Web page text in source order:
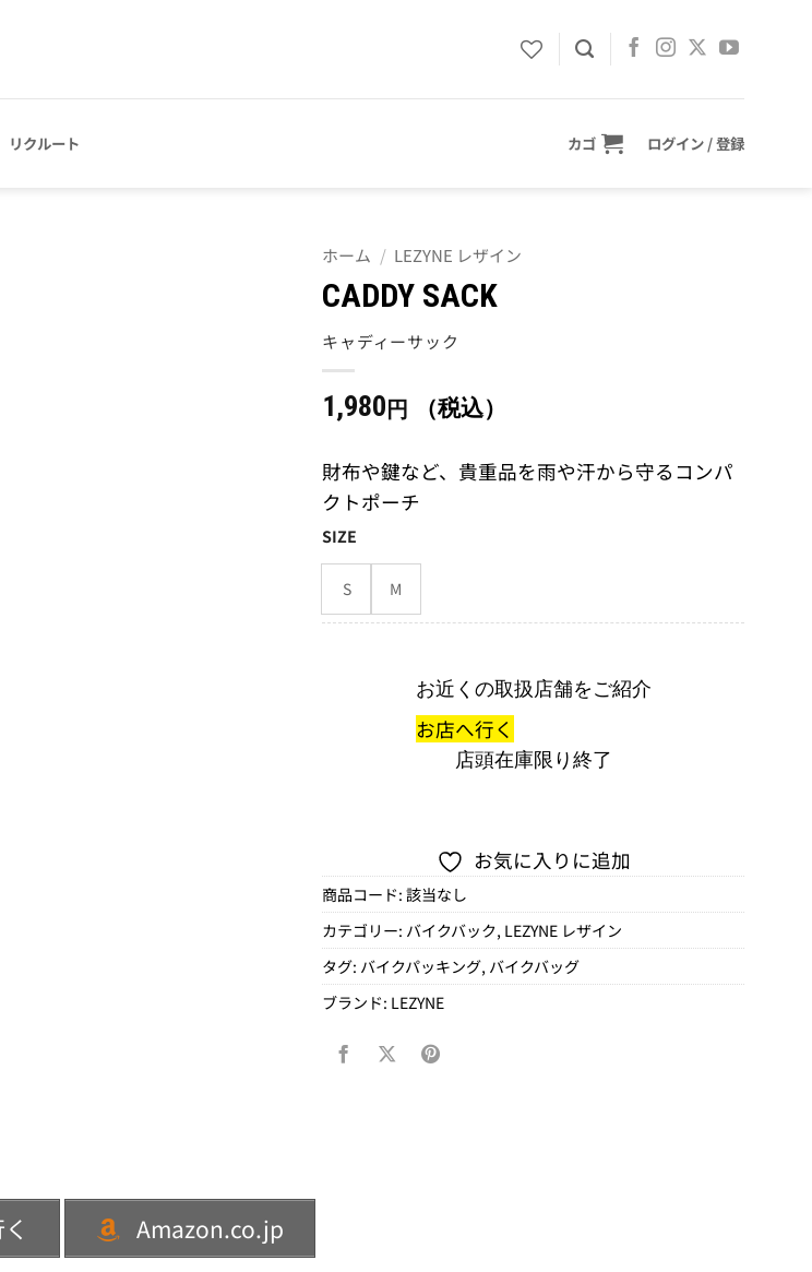
リクルート カゴ ログイン / 登録
ホーム / LEZYNE レザイン
CADDY SACK
キャディーサック
1,980 円 （税込）
財布や鍵など、貴重品を雨や汗から守るコンパ
クトポーチ
SIZE
S M
お近くの取扱店舗をご紹介
お店へ行く
店頭在庫限り終了
お気に入りに追加
商品コード:該当なし
カテゴリー: バイクバック, LEZYNE レザイン
タグ: バイクパッキング, バイクバッグ
ブランド: LEZYNE
Amazon.co.jp